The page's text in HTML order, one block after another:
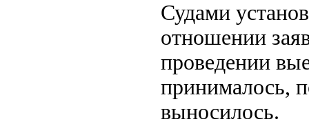
Судами
отношении
проведении
принималось,
выносилось.